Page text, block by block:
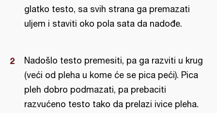
glatko testo, sa svih strana ga premazati
uljem i staviti oko pola sata da nadođe.
Nadošlo testo premesiti, pa ga razviti u krug
(veći od pleha u kome će se pica peći). Pica
pleh dobro podmazati, pa prebaciti
razvućeno testo tako da prelazi ivice pleha.